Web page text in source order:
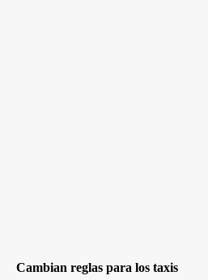
Cambian reglas para los taxis